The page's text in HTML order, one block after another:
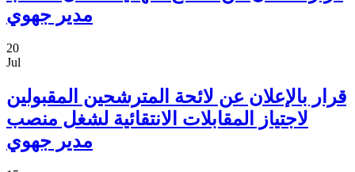
مدير جهوي
20
Jul
قرار بالإعلان عن لائحة المترشحين المقبولين
لاجتياز المقابلات الانتقائية لشغل منصب
مدير جهوي